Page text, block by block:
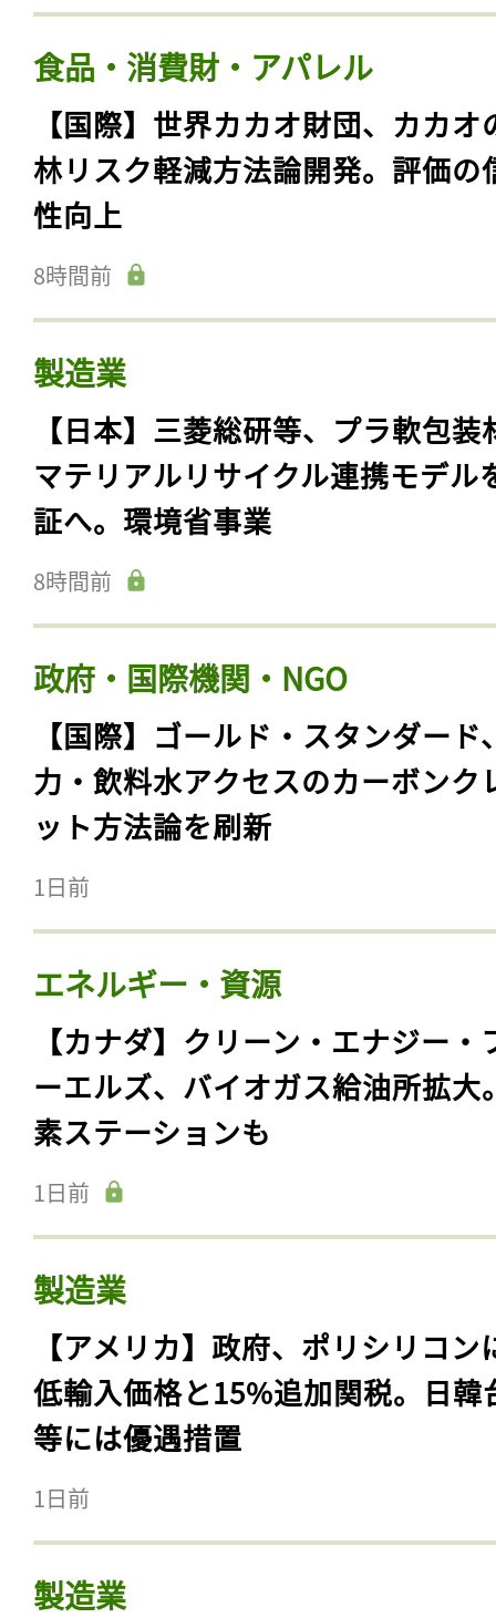
食品・消費財・アパレル
【国際】世界カカオ財団、カカオ
林リスク軽減方法論開発。評価の
性向上
8時間前
製造業
【日本】三菱総研等、プラ軟包装
マテリアルリサイクル連携モデル
証へ。環境省事業
8時間前
政府・国際機関・NGO
【国際】ゴールド・スタンダード
力・飲料水アクセスのカーボンク
ット方法論を刷新
1日前
エネルギー・資源
【カナダ】クリーン・エナジー・
ーエルズ、バイオガス給油所拡大
素ステーションも
1日前
製造業
【アメリカ】政府、ポリシリコン
低輸入価格と15%追加関税。日韓
等には優遇措置
1日前
製造業